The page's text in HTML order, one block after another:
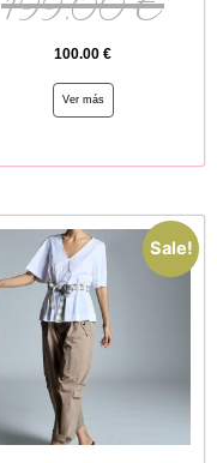
100.00 €
Ver más
Sale!